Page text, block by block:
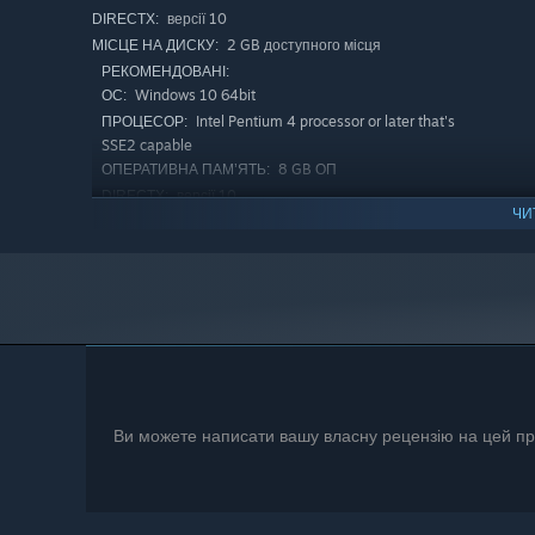
Індивідуальні герої з унікальними історіями
таланти, що дозволяють вам глибоко зануритися в їхній
героя, який найкраще відповідає вашій тактиці та стилю
налаштовувати згідно з вашими потребами.
DIRECTX: версії 10
МІСЦЕ НА ДИСКУ: 2 GB доступного місця
РЕКОМЕНДОВАНІ:
ОС: Windows 10 64bit
ПРОЦЕСОР: Intel Pentium 4 processor or later that's
SSE2 capable
ОПЕРАТИВНА ПАМ’ЯТЬ: 8 GB ОП
DIRECTX: версії 10
Ви можете написати вашу власну рецензію на цей